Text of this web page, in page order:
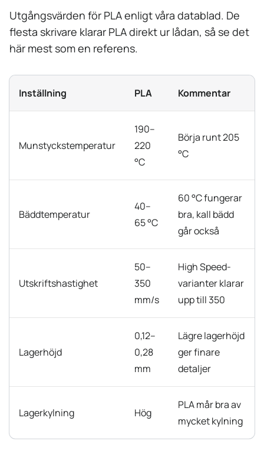
Utgångsvärden för PLA enligt våra datablad. De
flesta skrivare klarar PLA direkt ur lådan, så se det
här mest som en referens.
Inställning PLA Kommentar
Munstyckstemperatur
190–
220
°C
Börja runt 205
°C
Bäddtemperatur
40–
65 °C
60 °C fungerar
bra, kall bädd
går också
Utskriftshastighet
50–
350
mm/s
High Speed-
varianter klarar
upp till 350
Lagerhöjd
0,12–
0,28
mm
Lägre lagerhöjd
ger finare
detaljer
Lagerkylning Hög
PLA mår bra av
mycket kylning